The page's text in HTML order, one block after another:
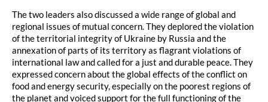
The two leaders also discussed a wide range of global and
regional issues of mutual concern. They deplored the violation
of the territorial integrity of Ukraine by Russia and the
annexation of parts of its territory as flagrant violations of
international law and called for a just and durable peace. They
expressed concern about the global effects of the conflict on
food and energy security, especially on the poorest regions of
the planet and voiced support for the full functioning of the